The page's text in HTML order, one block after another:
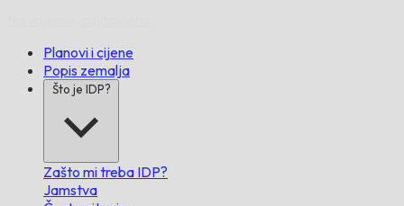
Planovi i cijene
Popis zemalja
Što je IDP?
Zašto mi treba IDP?
Jamstva